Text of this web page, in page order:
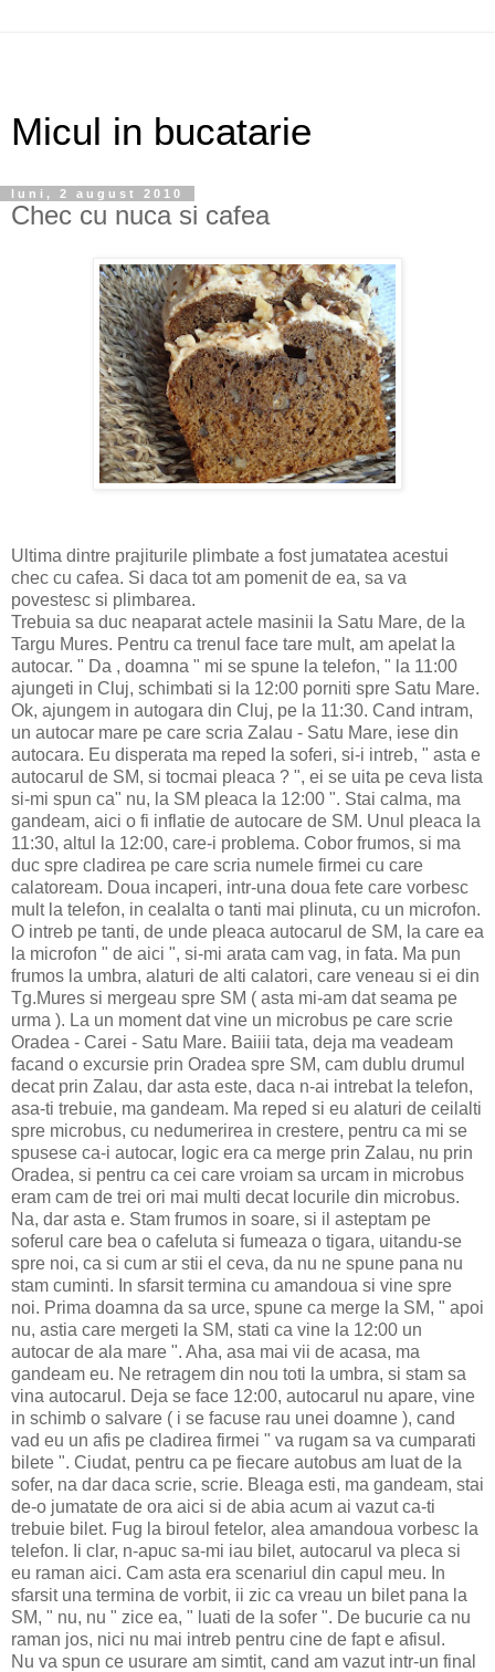
Micul in bucatarie
luni, 2 august 2010
Chec cu nuca si cafea
Ultima dintre prajiturile plimbate a fost jumatatea acestui
chec cu cafea. Si daca tot am pomenit de ea, sa va
povestesc si plimbarea.
Trebuia sa duc neaparat actele masinii la Satu Mare, de la
Targu Mures. Pentru ca trenul face tare mult, am apelat la
autocar. " Da , doamna " mi se spune la telefon, " la 11:00
ajungeti in Cluj, schimbati si la 12:00 porniti spre Satu Mare.
Ok, ajungem in autogara din Cluj, pe la 11:30. Cand intram,
un autocar mare pe care scria Zalau - Satu Mare, iese din
autocara. Eu disperata ma reped la soferi, si-i intreb, " asta e
autocarul de SM, si tocmai pleaca ? ", ei se uita pe ceva lista
si-mi spun ca" nu, la SM pleaca la 12:00 ". Stai calma, ma
gandeam, aici o fi inflatie de autocare de SM. Unul pleaca la
11:30, altul la 12:00, care-i problema. Cobor frumos, si ma
duc spre cladirea pe care scria numele firmei cu care
calatoream. Doua incaperi, intr-una doua fete care vorbesc
mult la telefon, in cealalta o tanti mai plinuta, cu un microfon.
O intreb pe tanti, de unde pleaca autocarul de SM, la care ea
la microfon " de aici ", si-mi arata cam vag, in fata. Ma pun
frumos la umbra, alaturi de alti calatori, care veneau si ei din
Tg.Mures si mergeau spre SM ( asta mi-am dat seama pe
urma ). La un moment dat vine un microbus pe care scrie
Oradea - Carei - Satu Mare. Baiiii tata, deja ma veadeam
facand o excursie prin Oradea spre SM, cam dublu drumul
decat prin Zalau, dar asta este, daca n-ai intrebat la telefon,
asa-ti trebuie, ma gandeam. Ma reped si eu alaturi de ceilalti
spre microbus, cu nedumerirea in crestere, pentru ca mi se
spusese ca-i autocar, logic era ca merge prin Zalau, nu prin
Oradea, si pentru ca cei care vroiam sa urcam in microbus
eram cam de trei ori mai multi decat locurile din microbus.
Na, dar asta e. Stam frumos in soare, si il asteptam pe
soferul care bea o cafeluta si fumeaza o tigara, uitandu-se
spre noi, ca si cum ar stii el ceva, da nu ne spune pana nu
stam cuminti. In sfarsit termina cu amandoua si vine spre
noi. Prima doamna da sa urce, spune ca merge la SM, " apoi
nu, astia care mergeti la SM, stati ca vine la 12:00 un
autocar de ala mare ". Aha, asa mai vii de acasa, ma
gandeam eu. Ne retragem din nou toti la umbra, si stam sa
vina autocarul. Deja se face 12:00, autocarul nu apare, vine
in schimb o salvare ( i se facuse rau unei doamne ), cand
vad eu un afis pe cladirea firmei " va rugam sa va cumparati
bilete ". Ciudat, pentru ca pe fiecare autobus am luat de la
sofer, na dar daca scrie, scrie. Bleaga esti, ma gandeam, stai
de-o jumatate de ora aici si de abia acum ai vazut ca-ti
trebuie bilet. Fug la biroul fetelor, alea amandoua vorbesc la
telefon. Ii clar, n-apuc sa-mi iau bilet, autocarul va pleca si
eu raman aici. Cam asta era scenariul din capul meu. In
sfarsit una termina de vorbit, ii zic ca vreau un bilet pana la
SM, " nu, nu " zice ea, " luati de la sofer ". De bucurie ca nu
raman jos, nici nu mai intreb pentru cine de fapt e afisul.
Nu va spun ce usurare am simtit, cand am vazut intr-un final